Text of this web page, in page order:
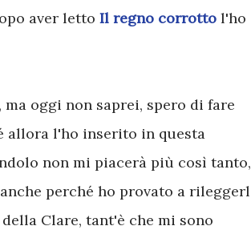
aver letto Il regno corrotto l'ho
oggi non saprei, spero di fare
l'ho inserito in questa
non mi piacerà più così tanto,
perché ho provato a
Clare, tant'è che mi sono